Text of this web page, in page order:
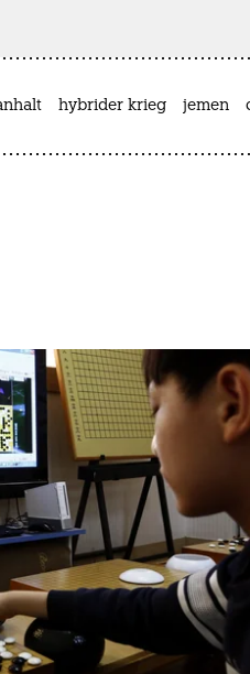
hybrider krieg jemen